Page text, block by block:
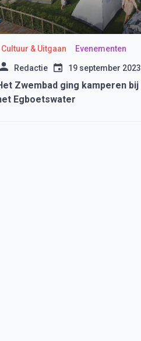
Cultuur & Uitgaan Evenementen
Redactie 19 september 2023
Zwembad ging kamperen bij
Egboetswater